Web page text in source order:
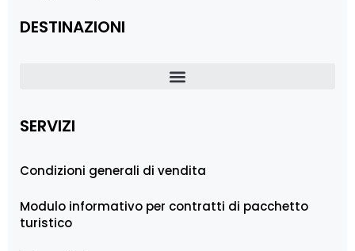
DESTINAZIONI
SERVIZI
Condizioni generali di vendita
Modulo informativo per contratti di pacchetto
turistico